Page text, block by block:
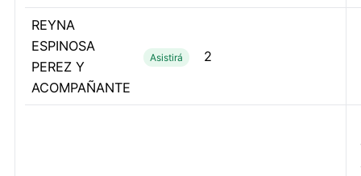
REYNA
ESPINOSA
PEREZ Y
ACOMPAÑANTE
Asistirá 2